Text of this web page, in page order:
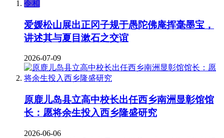
令和
爱媛松山展出正冈子规于愚陀佛庵挥毫墨宝，
讲述其与夏目漱石之交谊
2026-07-09
原鹿儿岛县立高中校长出任西乡南洲显彰馆馆
长：愿将余生投入西乡隆盛研究
2026-06-06